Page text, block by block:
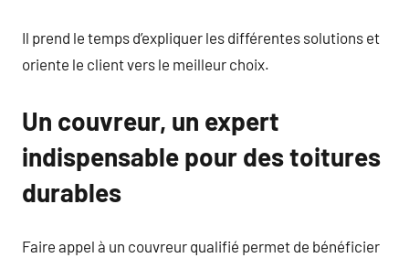
Il prend le temps d’expliquer les différentes solutions et
oriente le client vers le meilleur choix.
Un couvreur, un expert
indispensable pour des toitures
durables
Faire appel à un couvreur qualifié permet de bénéficier